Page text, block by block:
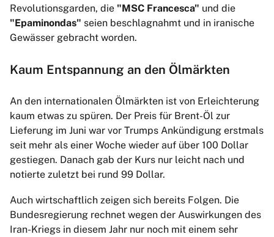
Revolutionsgarden, die "MSC Francesca" und die
"Epaminondas" seien beschlagnahmt und in iranische
Gewässer gebracht worden.
Kaum Entspannung an den Ölmärkten
An den internationalen Ölmärkten ist von Erleichterung
kaum etwas zu spüren. Der Preis für Brent-Öl zur
Lieferung im Juni war vor Trumps Ankündigung erstmals
seit mehr als einer Woche wieder auf über 100 Dollar
gestiegen. Danach gab der Kurs nur leicht nach und
notierte zuletzt bei rund 99 Dollar.
Auch wirtschaftlich zeigen sich bereits Folgen. Die
Bundesregierung rechnet wegen der Auswirkungen des
Iran-Kriegs in diesem Jahr nur noch mit einem sehr